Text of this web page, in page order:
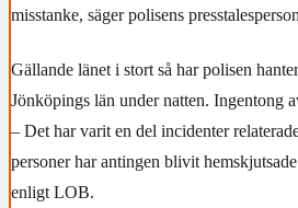
misstanke, säger polisens
Gällande länet i stort så har polisen
Jönköpings län under natten. Ingentong
– Det har varit en del incidenter
personer har antingen blivit
enligt LOB.